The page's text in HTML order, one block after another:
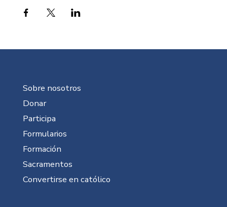
Sobre nosotros
Donar
Participa
Formularios
Formación
Sacramentos
Convertirse en católico